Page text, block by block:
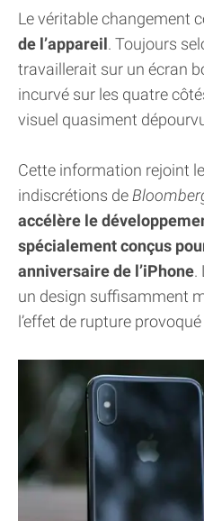
Le véritable changement
de l’appareil. Toujours
travaillerait sur un écran
incurvé sur les quatre
visuel quasiment
Cette information rejoint
indiscrétions de
accélère le
spécialement conçus
anniversaire de l’iPhone.
un design suffisamment
l’effet de rupture